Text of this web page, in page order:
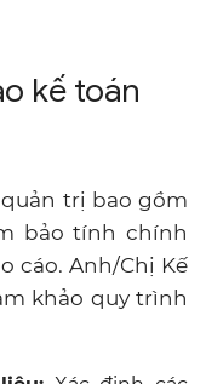
kế toán
trị bao gồm
bảo tính chính
cáo. Anh/Chị Kế
khảo quy trình